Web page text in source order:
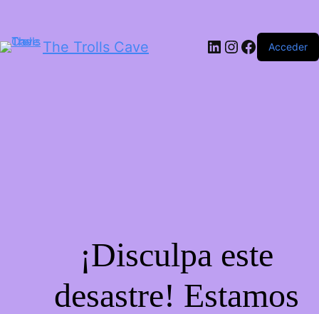
The Trolls Cave LinkedIn
Instagram
Facebook
Acceder
¡Disculpa este
desastre! Estamos